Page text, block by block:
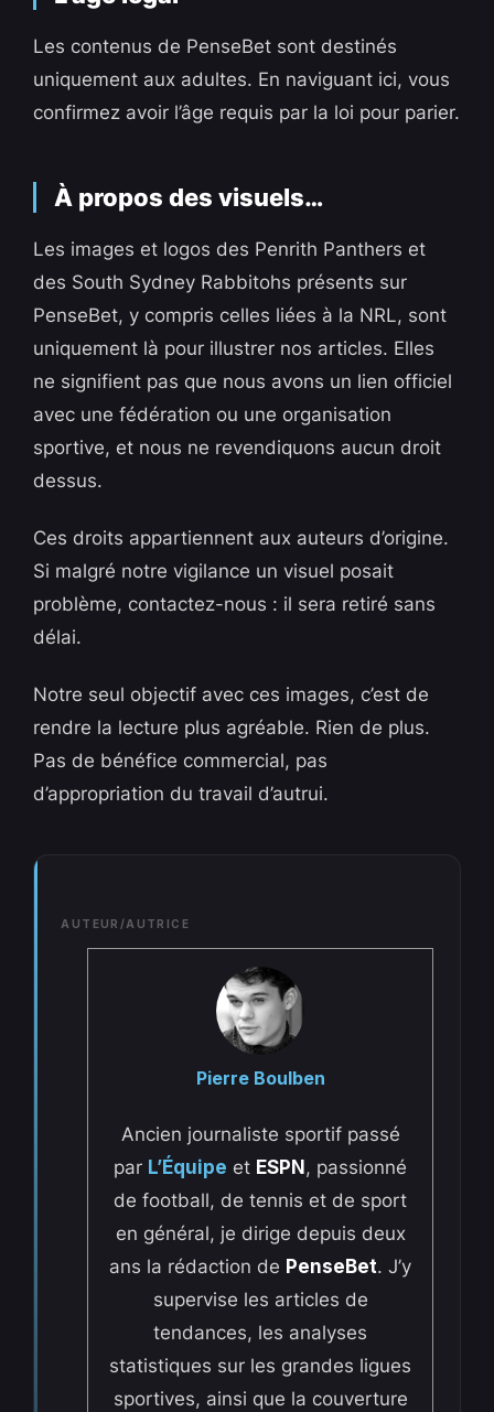
Les contenus de PenseBet sont destinés
uniquement aux adultes. En naviguant ici, vous
confirmez avoir l’âge requis par la loi pour parier.
À propos des visuels…
Les images et logos des Penrith Panthers et
des South Sydney Rabbitohs présents sur
PenseBet, y compris celles liées à la NRL, sont
uniquement là pour illustrer nos articles. Elles
ne signifient pas que nous avons un lien officiel
avec une fédération ou une organisation
sportive, et nous ne revendiquons aucun droit
dessus.
Ces droits appartiennent aux auteurs d’origine.
Si malgré notre vigilance un visuel posait
problème, contactez-nous : il sera retiré sans
délai.
Notre seul objectif avec ces images, c’est de
rendre la lecture plus agréable. Rien de plus.
Pas de bénéfice commercial, pas
d’appropriation du travail d’autrui.
AUTEUR/AUTRICE
Pierre Boulben
Ancien journaliste sportif passé
par L’Équipe et ESPN , passionné
de football, de tennis et de sport
en général, je dirige depuis deux
ans la rédaction de PenseBet. J’y
supervise les articles de
tendances, les analyses
statistiques sur les grandes ligues
sportives, ainsi que la couverture